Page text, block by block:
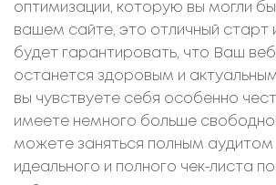
оптимизации, которую вы могли
вашем сайте, это отличный старт
будет гарантировать, что Ваш
останется здоровым и
вы чувствуете себя особенно
имеете немного больше
можете заняться полным аудитом
идеального и полного чек-листа